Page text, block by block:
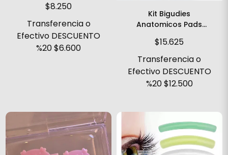
$8.250
Transferencia o
Efectivo DESCUENTO
%20$6.600
Kit Bigudies
Anatomicos Pads
$15.625
Transferencia o
Efectivo DESCUENTO
%20$12.500